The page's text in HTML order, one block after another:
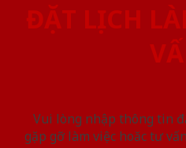
ĐẶT LỊCH
Vui lòng nhập thông tin
gặp gỡ làm việc hoăc tư